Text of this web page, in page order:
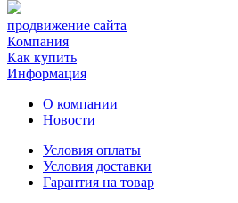
продвижение сайта
Компания
Как купить
Информация
О компании
Новости
Условия оплаты
Условия доставки
Гарантия на товар